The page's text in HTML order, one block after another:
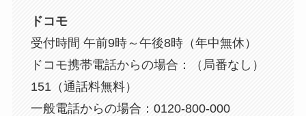
ドコモ
受付時間 午前9時～午後8時（年中無休）
ドコモ携帯電話からの場合：（局番なし）
151（通話料無料）
一般電話からの場合：0120-800-000